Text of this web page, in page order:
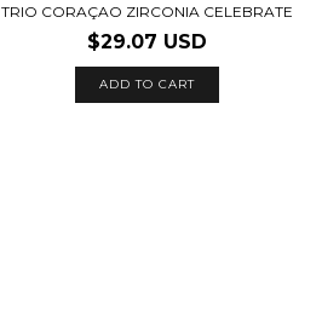
TRIO CORAÇAO ZIRCONIA CELEBRATE
$29.07 USD
ADD TO CART